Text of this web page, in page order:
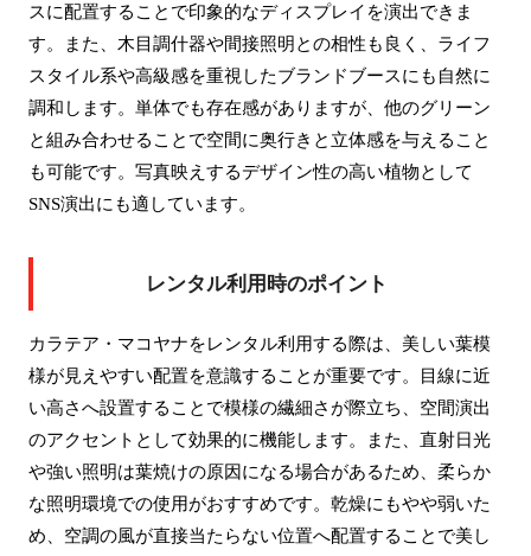
スに配置することで印象的なディスプレイを演出できま
す。また、木目調什器や間接照明との相性も良く、ライフ
スタイル系や高級感を重視したブランドブースにも自然に
調和します。単体でも存在感がありますが、他のグリーン
と組み合わせることで空間に奥行きと立体感を与えること
も可能です。写真映えするデザイン性の高い植物として
SNS演出にも適しています。
レンタル利用時のポイント
カラテア・マコヤナをレンタル利用する際は、美しい葉模
様が見えやすい配置を意識することが重要です。目線に近
い高さへ設置することで模様の繊細さが際立ち、空間演出
のアクセントとして効果的に機能します。また、直射日光
や強い照明は葉焼けの原因になる場合があるため、柔らか
な照明環境での使用がおすすめです。乾燥にもやや弱いた
め、空調の風が直接当たらない位置へ配置することで美し